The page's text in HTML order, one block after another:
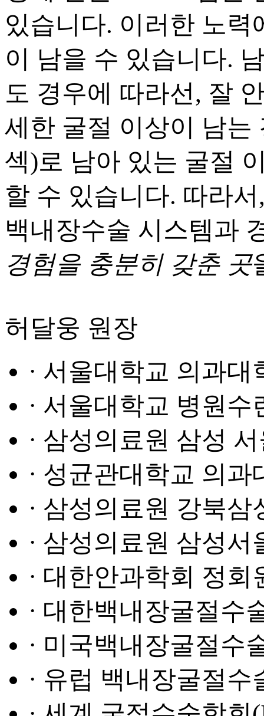
있습니다. 이러한 노
이 남을 수 있습니다.
도 경우에 따라선, 잘
세한 굴절 이상이 남는
섹)로 남아 있는 굴절
할 수 있습니다. 따라
백내장수술 시스템과
경험을 충분히 갖춘 곳
허달웅 원장
· 서울대학교 의과대
· 서울대학교 병원수
· 삼성의료원 삼성
· 성균관대학교 의과
· 삼성의료원 강북
· 삼성의료원 삼성
· 대한안과학회 정회
· 대한백내장굴절수
· 미국백내장굴절수
· 유럽 백내장굴절수